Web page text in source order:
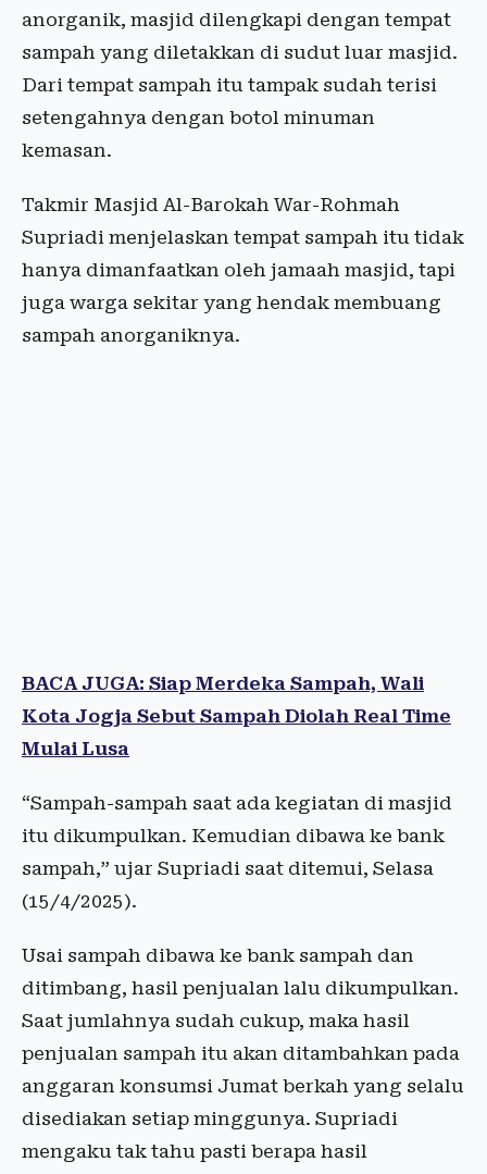
anorganik, masjid dilengkapi dengan tempat
sampah yang diletakkan di sudut luar masjid.
Dari tempat sampah itu tampak sudah terisi
setengahnya dengan botol minuman
kemasan.
Takmir Masjid Al-Barokah War-Rohmah
Supriadi menjelaskan tempat sampah itu tidak
hanya dimanfaatkan oleh jamaah masjid, tapi
juga warga sekitar yang hendak membuang
sampah anorganiknya.
BACA JUGA: Siap Merdeka Sampah, Wali
Kota Jogja Sebut Sampah Diolah Real Time
Mulai Lusa
“Sampah-sampah saat ada kegiatan di masjid
itu dikumpulkan. Kemudian dibawa ke bank
sampah,” ujar Supriadi saat ditemui, Selasa
(15/4/2025).
Usai sampah dibawa ke bank sampah dan
ditimbang, hasil penjualan lalu dikumpulkan.
Saat jumlahnya sudah cukup, maka hasil
penjualan sampah itu akan ditambahkan pada
anggaran konsumsi Jumat berkah yang selalu
disediakan setiap minggunya. Supriadi
mengaku tak tahu pasti berapa hasil